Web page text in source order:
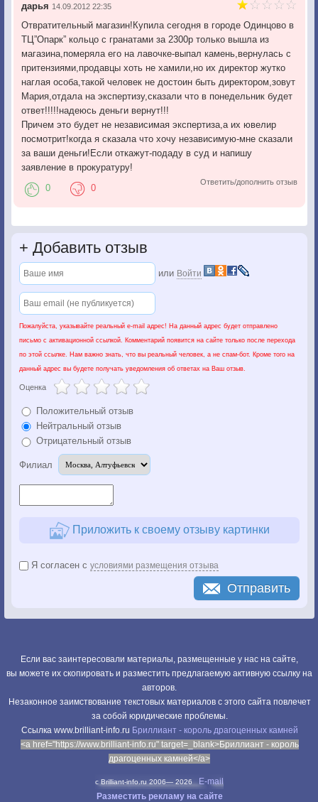
дарья 14.09.2012 22:35
Отвратительный магазин!Купила сегодня в городе Одинцово в
ТЦ”Опарк” кольцо с гранатами за 2300р только вышла из
магазина,померяла его на лавочке-выпал камень,вернулась с
притензиями,продавцы хоть не хамили,но их директор жутко
наглая особа,такой человек не достоин быть директором,зовут
Мария,отдала на экспертизу,сказали что в понедельник будет
ответ!!!!!надеюсь деньги вернут!!!
Причем это будет не независимая экспертиза,а их ювелир
посмотрит!когда я сказала что хочу независимую-мне сказали
за ваши деньги!Если откажут-подаду в суд и напишу
заявление в прокуратуру!
Ответить/дополнить отзыв
0 0
+ Добавить отзыв
или Войти
Пожалуйста, указывайте реальный e-mail адрес! На данный адрес будет отправлено
письмо с активационной ссылкой. Комментарий появится на сайте только после перехода
по этой ссылке. Нам важно знать, что вы реальный человек, а не спам-бот. Кроме того на
данный адрес вы будете получать уведомления об ответах на Ваш отзыв.
Оценка
Положительный отзыв
Нейтральный отзыв
Отрицательный отзыв
Филиал
Приложить к своему отзыву картинки
Я согласен с условиями размещения отзыва
Отправить
Если вас заинтересовали материалы, размещенные у нас на сайте,
вы можете их скопировать и разместить предлагаемую активную ссылку на
авторов.
Незаконное заимствование текстовых материалов с этого сайта повлечет
за собой юридические проблемы.
Cсылка www.brilliant-info.ru Бриллиант - король драгоценных камней
<a href="https://www.brilliant-info.ru" target=_blank>Бриллиант - король
драгоценных камней</a>
c Brilliant-info.ru 2006— 2026
E-mail
Разместить рекламу на сайте